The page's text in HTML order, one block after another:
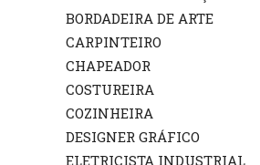
BORDADEIRA DE ARTE
CARPINTEIRO
CHAPEADOR
COSTUREIRA
COZINHEIRA
DESIGNER GRÁFICO
ELETRICISTA INDUSTRIAL